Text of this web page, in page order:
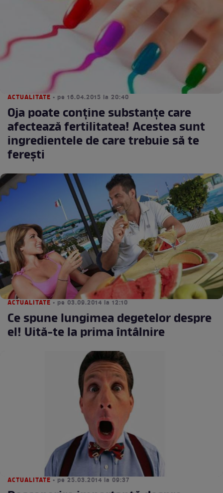
ACTUALITATE • pe 16.04.2015 la 20:40
Oja poate conţine substanţe care
afectează fertilitatea! Acestea sunt
ingredientele de care trebuie să te
fereşti
ACTUALITATE • pe 03.09.2014 la 12:10
Ce spune lungimea degetelor despre
el! Uită-te la prima întâlnire
ACTUALITATE • pe 25.03.2014 la 09:37